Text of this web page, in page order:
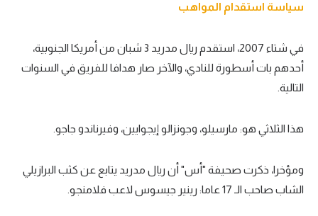
سياسة استقدام المواهب
في شتاء 2007، استقدم ريال مدريد 3 شبان من أمريكا الجنوبية،
أحدهم بات أسطورة للنادي، والآخر صار هدافا للفريق في السنوات
التالية.
هذا الثلاثي هو: مارسيلو، وجونزالو إيجوايين، وفيرناندو جاجو.
ومؤخرا، ذكرت صحيفة "أس" أن ريال مدريد يتابع عن كثب البرازيلي
الشاب صاحب الـ 17 عاما: رينير جيسوس لاعب فلامنجو.